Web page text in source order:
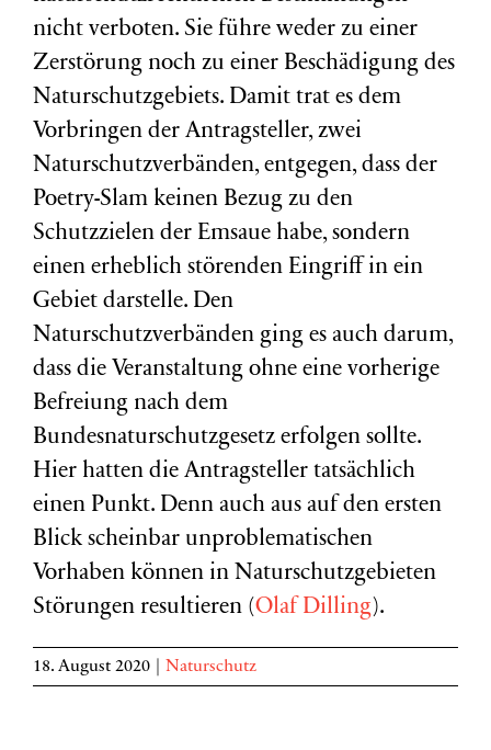
nicht verboten. Sie führe weder zu einer
Zerstörung noch zu einer Beschädigung des
Naturschutzgebiets. Damit trat es dem
Vorbringen der Antragsteller, zwei
Naturschutzverbänden, entgegen, dass der
Poetry-Slam keinen Bezug zu den
Schutzzielen der Emsaue habe, sondern
einen erheblich störenden Eingriff in ein
Gebiet darstelle. Den
Naturschutzverbänden ging es auch darum,
dass die Veranstaltung ohne eine vorherige
Befreiung nach dem
Bundesnaturschutzgesetz erfolgen sollte.
Hier hatten die Antragsteller tatsächlich
einen Punkt. Denn auch aus auf den ersten
Blick scheinbar unproblematischen
Vorhaben können in Naturschutzgebieten
Störungen resultieren (Olaf Dilling).
18. August 2020 Naturschutz